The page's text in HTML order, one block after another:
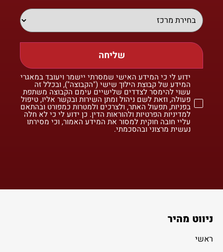
שליחה
ידוע לי כי המידע האישי שמסרתי יישמר ויעובד במאגרי
המידע של קבוצת הילוך שישי ("הקבוצה"), ובכלל זה
עשוי להימסר לצדדים שלישיים עימם הקבוצה משתפת
פעולה, וזאת לשם ניהול ומתן השירות ובקשר אליו, טיפול
בפניות, תפעול האתר, ולצרכים ולמטרות כמפורט ובהתאם
למדיניות הפרטיות ולהוראות הדין. כן ידוע לי כי לא חלה
עליי חובה חוקית למסור את המידע האמור, וכי מסירתו
נעשית מרצוני ובהסכמתי.
ניווט מהיר
ראשי